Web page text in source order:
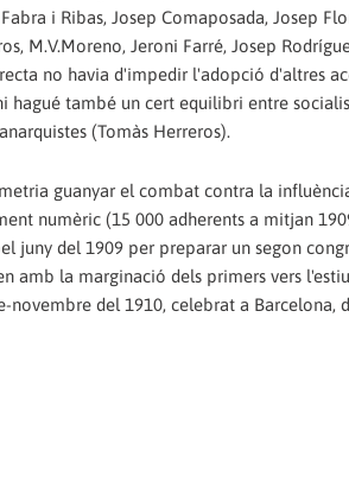
i Ribas, Josep Comaposada, Josep
M.V.Moreno, Jeroni Farré, Josep
no havia d'impedir l'adopció d'altres
hagué també un cert equilibri entre
(Tomàs Herreros).
guanyar el combat contra la
numèric (15 000 adherents a mitjan
juny del 1909 per preparar un segon
amb la marginació dels primers vers
novembre del 1910, celebrat a